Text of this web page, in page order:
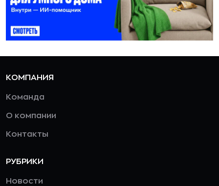
КОМПАНИЯ
Команда
О компании
Контакты
РУБРИКИ
Новости